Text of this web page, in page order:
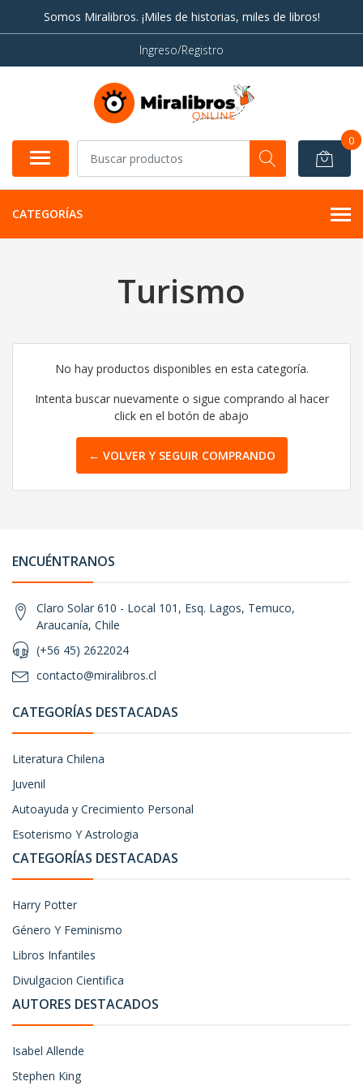
Somos Miralibros. ¡Miles de historias, miles de libros!
Ingreso/Registro
0
CATEGORÍAS
Turismo
No hay productos disponibles en esta categoría.
Intenta buscar nuevamente o sigue comprando al hacer
click en el botón de abajo
← VOLVER Y SEGUIR COMPRANDO
ENCUÉNTRANOS
Claro Solar 610 - Local 101, Esq. Lagos, Temuco,
Araucanía, Chile
(+56 45) 2622024
contacto@miralibros.cl
CATEGORÍAS DESTACADAS
Literatura Chilena
Juvenil
Autoayuda y Crecimiento Personal
Esoterismo Y Astrologia
CATEGORÍAS DESTACADAS
Harry Potter
Género Y Feminismo
Libros Infantiles
Divulgacion Cientifica
AUTORES DESTACADOS
Isabel Allende
Stephen King